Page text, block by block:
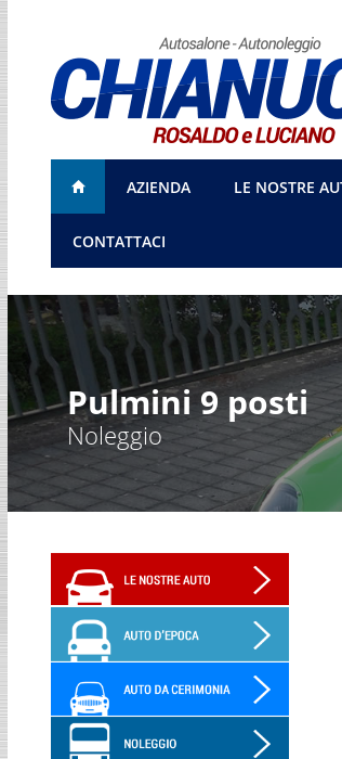
AZIENDA LE NOSTRE
CONTATTACI
Pulmini 9 posti
Noleggio